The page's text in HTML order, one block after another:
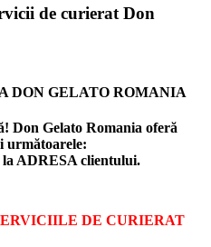
DON GELATO ROMANIA
Don Gelato Romania oferă
următoarele:
ADRESA clientului.
DE CURIERAT